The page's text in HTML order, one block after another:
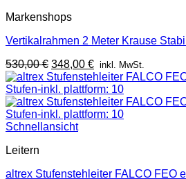
Markenshops
Vertikalrahmen 2 Meter Krause
530,00€ Ursprünglicher
Preis
war:
530,00 €
348,00 €Aktueller
Preis
ist:
348,00 €.
inkl. MwSt.
Schnellansicht
Leitern
altrex Stufenstehleiter FALCO FEO